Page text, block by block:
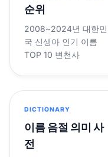
순위
2008~2024년 대한민
국 신생아 인기 이름
TOP 10 변천사
DICTIONARY
이름 음절 의미 사
전